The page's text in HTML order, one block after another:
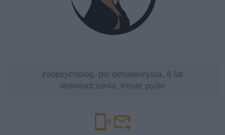
zoopsycholog, psi behawiorysta, 8 lat
doświadczenia, treser psów